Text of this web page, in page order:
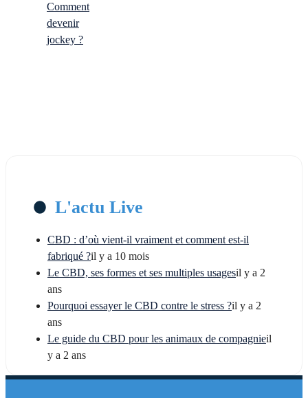
Comment
devenir
jockey ?
L'actu Live
CBD : d’où vient-il vraiment et comment est-il
fabriqué ?il y a 10 mois
Le CBD, ses formes et ses multiples usagesil y a 2
ans
Pourquoi essayer le CBD contre le stress ?il y a 2
ans
Le guide du CBD pour les animaux de compagnieil
y a 2 ans